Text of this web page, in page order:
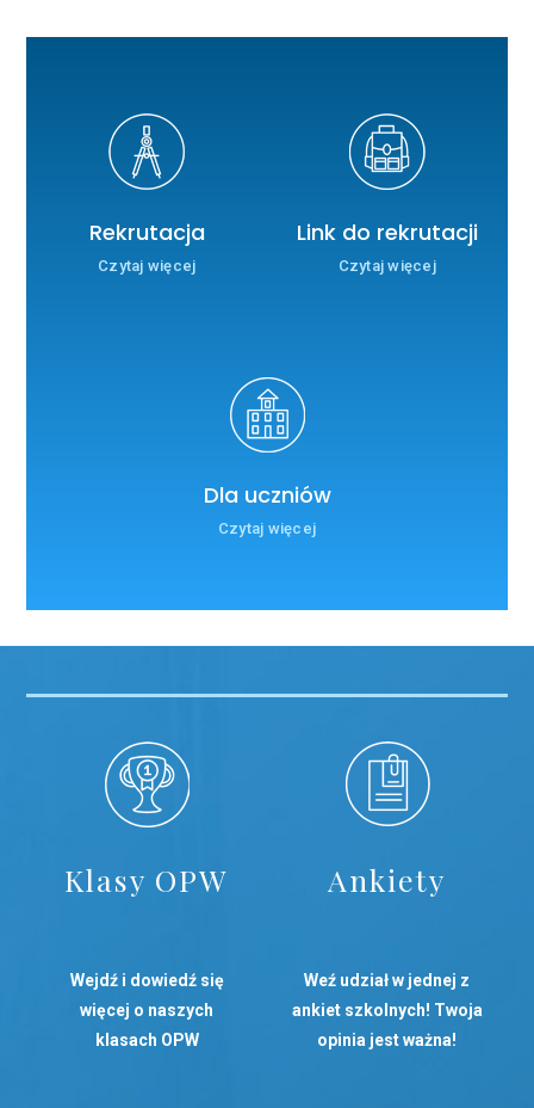
Rekrutacja
Czytaj więcej
Link do rekrutacji
Czytaj więcej
Dla uczniów
Czytaj więcej
Klasy OPW
Wejdź i dowiedź się
więcej o naszych
klasach OPW
Ankiety
Weź udział w jednej z
ankiet szkolnych! Twoja
opinia jest ważna!